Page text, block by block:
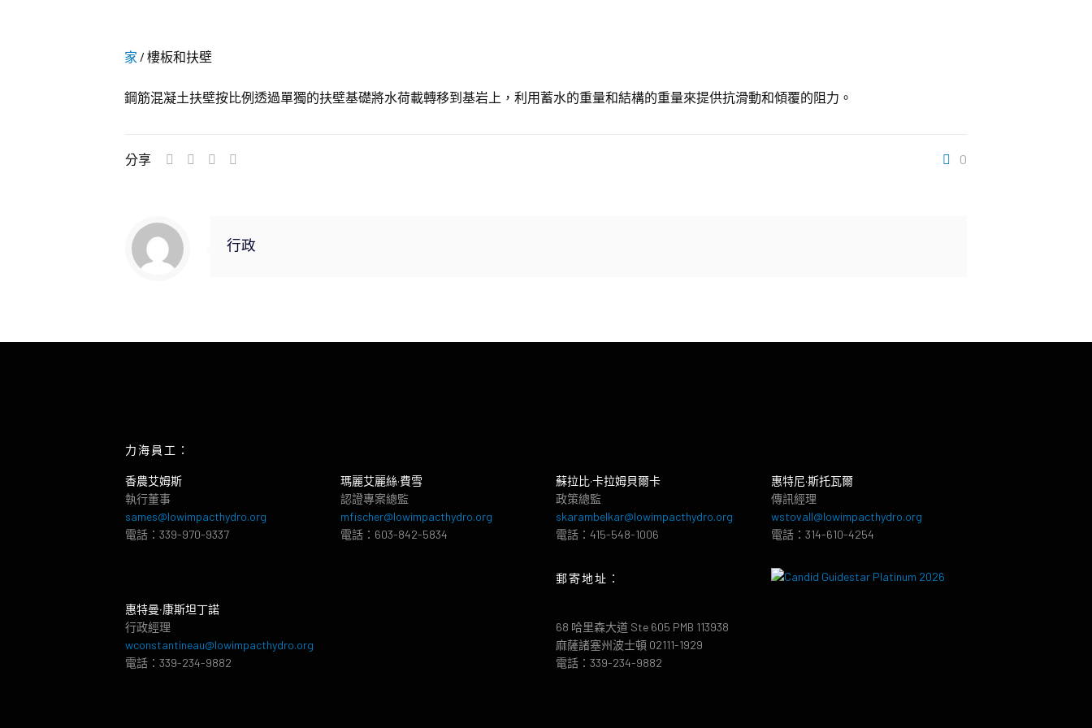
家 / 樓板和扶壁
鋼筋混凝土扶壁按比例透過單獨的扶壁基礎將水荷載轉移到基岩上，利用蓄水的重量和結構的重量來提供抗滑動和傾覆的阻力。
分享 0
行政
力海員工：
香農艾姆斯
執行董事
sames@lowimpacthydro.org
電話：339-970-9337
惠特曼‧康斯坦丁諾
行政經理
wconstantineau@lowimpacthydro.org
電話：339-234-9882
瑪麗艾麗絲·費雪
認證專案總監
mfischer@lowimpacthydro.org
電話：603-842-5834
蘇拉比·卡拉姆貝爾卡
政策總監
skarambelkar@lowimpacthydro.org
電話：415-548-1006
郵寄地址：
68 哈里森大道 Ste 605 PMB 113938
麻薩諸塞州波士頓 02111-1929
電話：339-234-9882
惠特尼·斯托瓦爾
傳訊經理
wstovall@lowimpacthydro.org
電話：314-610-4254